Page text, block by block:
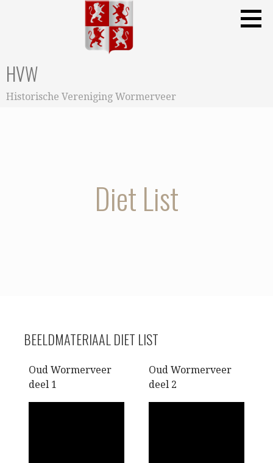
HVW
Historische Vereniging Wormerveer
Diet List
BEELDMATERIAAL DIET LIST
Oud Wormerveer
deel 1
Oud Wormerveer
deel 2